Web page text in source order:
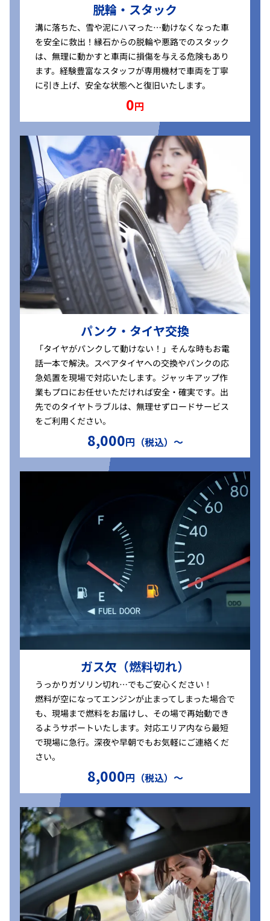
脱輪・スタック
溝に落ちた、雪や泥にハマった…動けなくなった車
を安全に救出！縁石からの脱輪や悪路でのスタック
は、無理に動かすと車両に損傷を与える危険もあり
ます。経験豊富なスタッフが専用機材で車両を丁寧
に引き上げ、安全な状態へと復旧いたします。
0円
パンク・タイヤ交換
「タイヤがパンクして動けない！」そんな時もお電
話一本で解決。スペアタイヤへの交換やパンクの応
急処置を現場で対応いたします。ジャッキアップ作
業もプロにお任せいただければ安全・確実です。出
先でのタイヤトラブルは、無理せずロードサービス
をご利用ください。
8,000円（税込）〜
ガス欠（燃料切れ）
うっかりガソリン切れ…でもご安心ください！
燃料が空になってエンジンが止まってしまった場合で
も、現場まで燃料をお届けし、その場で再始動でき
るようサポートいたします。対応エリア内なら最短
で現場に急行。深夜や早朝でもお気軽にご連絡くだ
さい。
8,000円（税込）〜